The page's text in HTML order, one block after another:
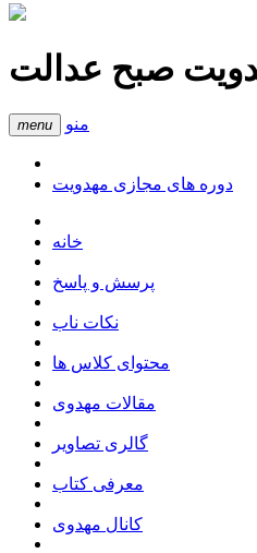
صبح عدالت
menu منو
دوره های مجازی مهدویت
خانه
پرسش و پاسخ
نکات ناب
محتوای کلاس ها
مقالات مهدوی
گالری تصاویر
معرفی کتاب
کانال مهدوی